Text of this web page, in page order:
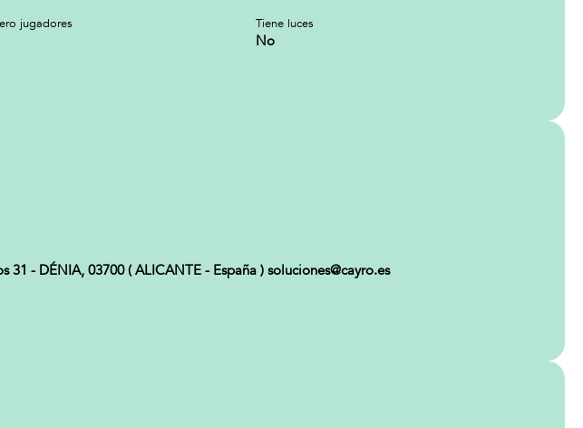
jugadores Tiene luces
No
- DÉNIA, 03700 ( ALICANTE - España ) soluciones@cayro.es